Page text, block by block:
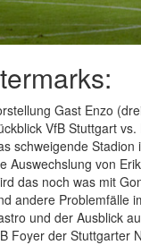
Gast Enzo
VfB Stuttgart vs.
schweigende Stadion
Auswechslung von
das noch was mit
andere Problemfälle
und der Ausblick
Foyer der Stuttgarter